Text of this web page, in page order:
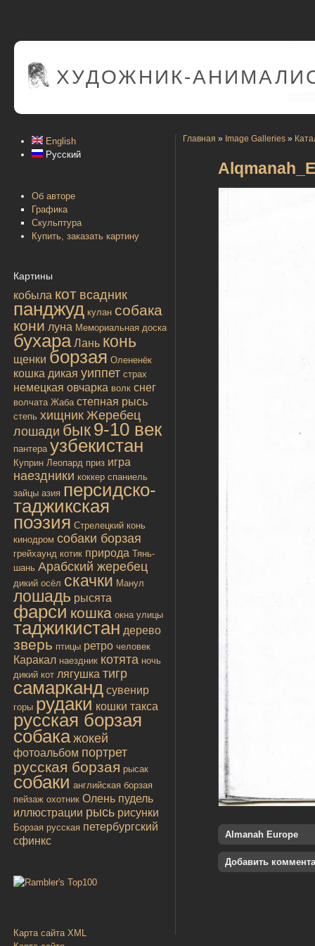
ХУДОЖНИК-
English
Русский
Об авторе
Графика
Скульптура
Купить, заказать картину
Картины
кобыла кот всадник
панджуд кулан собака
кони луна Мемориальная доска
бухара Лань конь
щенки борзая Олененёк
кошка дикая уиппет страх
немецкая овчарка волк снег
волчата Жаба степная рысь
степь хищник Жеребец
лошади бык9-10 век
пантера узбекистан
Куприн Леопард приз игра
наездники коккер спаниель
зайцы азия персидско-
таджикская
поэзия Стрелецкий конь
кинодром собаки борзая
грейхаунд котик природа Тянь-
шань Арабский жеребец
дикий осёл скачки Манул
лошадь рысята
фарси кошка окна улицы
таджикистан дерево
зверь птицы ретро человек
Каракал наездник котята ночь
дикий кот лягушка тигр
самарканд сувенир
горы рудаки кошки такса
русская борзая
собака жокей
фотоальбом портрет
русская борзая рысак
собаки английская борзая
пейзаж охотник Олень пудель
иллюстрации рысь рисунки
Борзая русская петербургский
сфинкс
Карта сайта XML
Главная » Image Galleries »
Almanah Europe
Добавить